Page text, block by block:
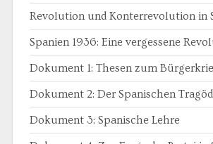
Revolution und Konterrevolution in
Spanien 1936: Eine vergessene
Dokument 1: Thesen zum
Dokument 2: Der Spanischen
Dokument 3: Spanische Lehre